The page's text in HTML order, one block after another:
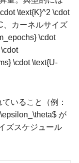
\text{K}^2 \cdot
、カーネルサイズ
\cdot
\cdot \text{U-
いること（例：
が
ズスケジュール